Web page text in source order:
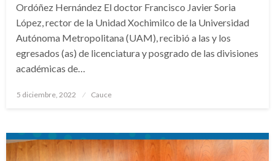
Ordóñez Hernández El doctor Francisco Javier Soria
López, rector de la Unidad Xochimilco de la Universidad
Autónoma Metropolitana (UAM), recibió a las y los
egresados (as) de licenciatura y posgrado de las divisiones
académicas de…
Publicado
5 diciembre, 2022 Cauce